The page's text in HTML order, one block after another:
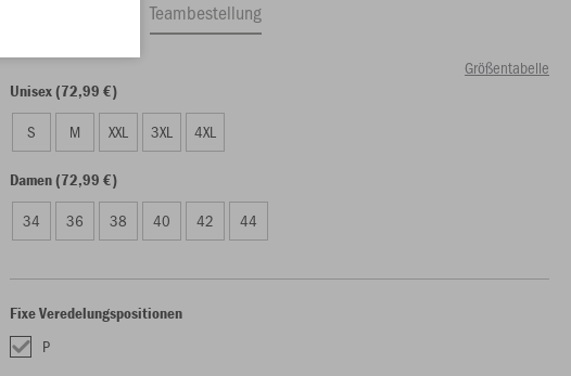
Teambestellung
Größentabelle
Unisex (72,99 €)
S M XXL 3XL 4XL
Damen (72,99 €)
34 36 38 40 42 44
Fixe Veredelungspositionen
P